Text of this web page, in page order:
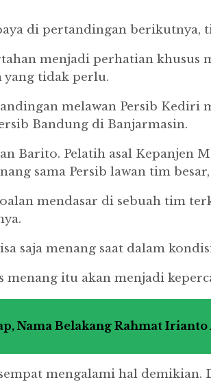
di pertandingan berikutnya,
menjadi perhatian
yang tidak perlu.
melawan Persib Kediri
Bandung di Banjarmasin.
Barito. Pelatih asal Kepanjen
sama Persib lawan tim
mendasar di sebuah tim
saja menang saat dalam
menang itu akan menjadi
Nama Belakang Rahmat
mengalami hal